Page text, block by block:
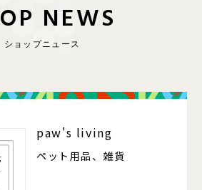
OP NEWS
ショップニュース
paw's living
ペット用品、雑貨